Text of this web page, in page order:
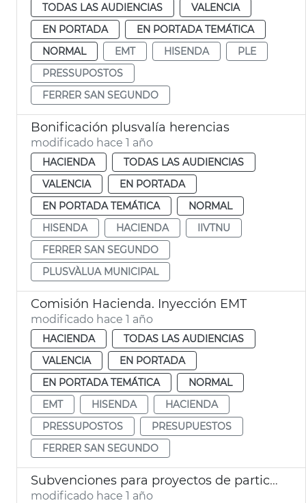
TODAS LAS AUDIENCIAS
VALENCIA
EN PORTADA
EN PORTADA TEMÁTICA
NORMAL
EMT HISENDA
PLE
PRESSUPOSTOS
FERRER SAN SEGUNDO
Bonificación plusvalía herencias
modificado hace 1 año
HACIENDA
TODAS LAS AUDIENCIAS
VALENCIA
EN PORTADA
EN PORTADA TEMÁTICA
NORMAL
HISENDA
HACIENDA
IIVTNU
FERRER SAN SEGUNDO
PLUSVÀLUA MUNICIPAL
Comisión Hacienda. Inyección EMT
modificado hace 1 año
HACIENDA
TODAS LAS AUDIENCIAS
VALENCIA
EN PORTADA
EN PORTADA TEMÁTICA
NORMAL
EMT
HISENDA
HACIENDA
PRESSUPOSTOS
PRESUPUESTOS
FERRER SAN SEGUNDO
Subvenciones para proyectos de participación ciudadana
modificado hace 1 año